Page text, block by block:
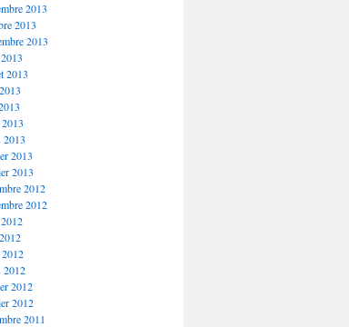
2013
2013
2013
2013
2013
2013
2013
2012
2012
2012
2012
2012
2011